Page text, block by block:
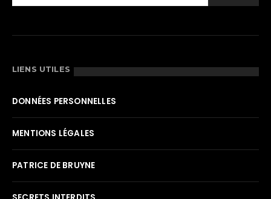
LIENS UTILES
DONNÉES PERSONNELLES
MENTIONS LÉGALES
PATRICE DE BRUYNE